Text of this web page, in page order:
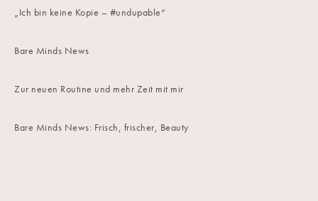
„Ich bin keine Kopie – #undupable“
Bare Minds News
Zur neuen Routine und mehr Zeit mit mir
Bare Minds News: Frisch, frischer, Beauty